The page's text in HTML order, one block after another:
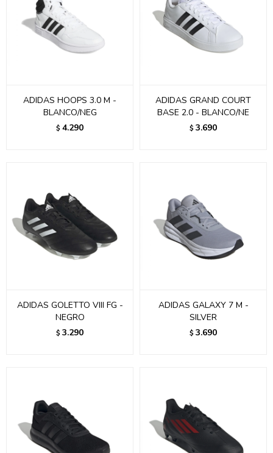
ADIDAS HOOPS 3.0 M -
BLANCO/NEG
$ 4.290
ADIDAS GRAND COURT
BASE 2.0 - BLANCO/NE
$ 3.690
ADIDAS GOLETTO VIII FG -
NEGRO
$ 3.290
ADIDAS GALAXY 7 M -
SILVER
$ 3.690